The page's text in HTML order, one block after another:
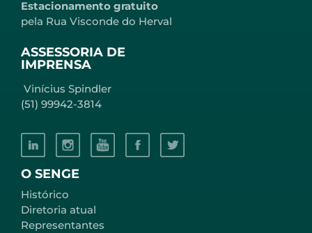
O SENGE
Histórico
Diretoria atual
Representantes
Estacionamento gratuito
pela Rua Visconde do Herval
ASSESSORIA DE
IMPRENSA
Vinícius Spindler
(51) 99942-3814